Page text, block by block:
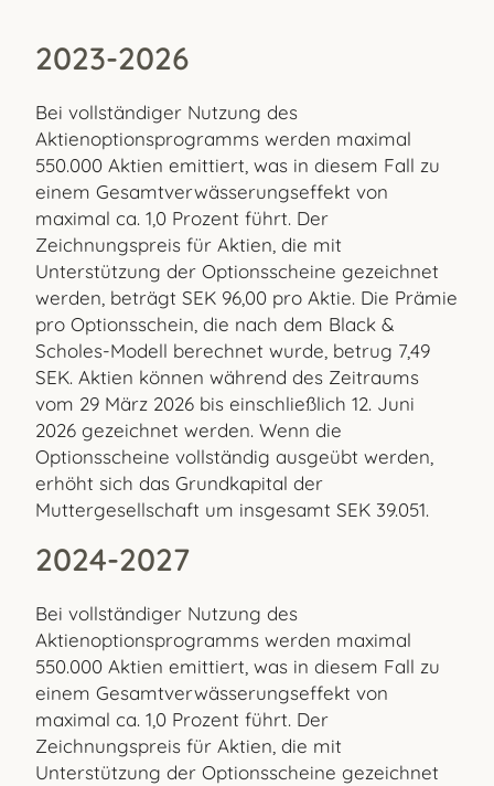
2023-2026
Bei vollständiger Nutzung des
Aktienoptionsprogramms werden maximal
550.000 Aktien emittiert, was in diesem Fall zu
einem Gesamtverwässerungseffekt von
maximal ca. 1,0 Prozent führt. Der
Zeichnungspreis für Aktien, die mit
Unterstützung der Optionsscheine gezeichnet
werden, beträgt SEK 96,00 pro Aktie. Die Prämie
pro Optionsschein, die nach dem Black &
Scholes-Modell berechnet wurde, betrug 7,49
SEK. Aktien können während des Zeitraums
vom 29 März 2026 bis einschließlich 12. Juni
2026 gezeichnet werden. Wenn die
Optionsscheine vollständig ausgeübt werden,
erhöht sich das Grundkapital der
Muttergesellschaft um insgesamt SEK 39.051.
2024-2027
Bei vollständiger Nutzung des
Aktienoptionsprogramms werden maximal
550.000 Aktien emittiert, was in diesem Fall zu
einem Gesamtverwässerungseffekt von
maximal ca. 1,0 Prozent führt. Der
Zeichnungspreis für Aktien, die mit
Unterstützung der Optionsscheine gezeichnet